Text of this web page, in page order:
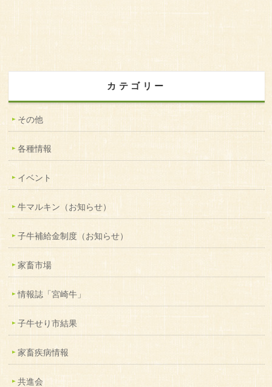
カテゴリー
その他
各種情報
イベント
牛マルキン（お知らせ）
子牛補給金制度（お知らせ）
家畜市場
情報誌「宮崎牛」
子牛せり市結果
家畜疾病情報
共進会